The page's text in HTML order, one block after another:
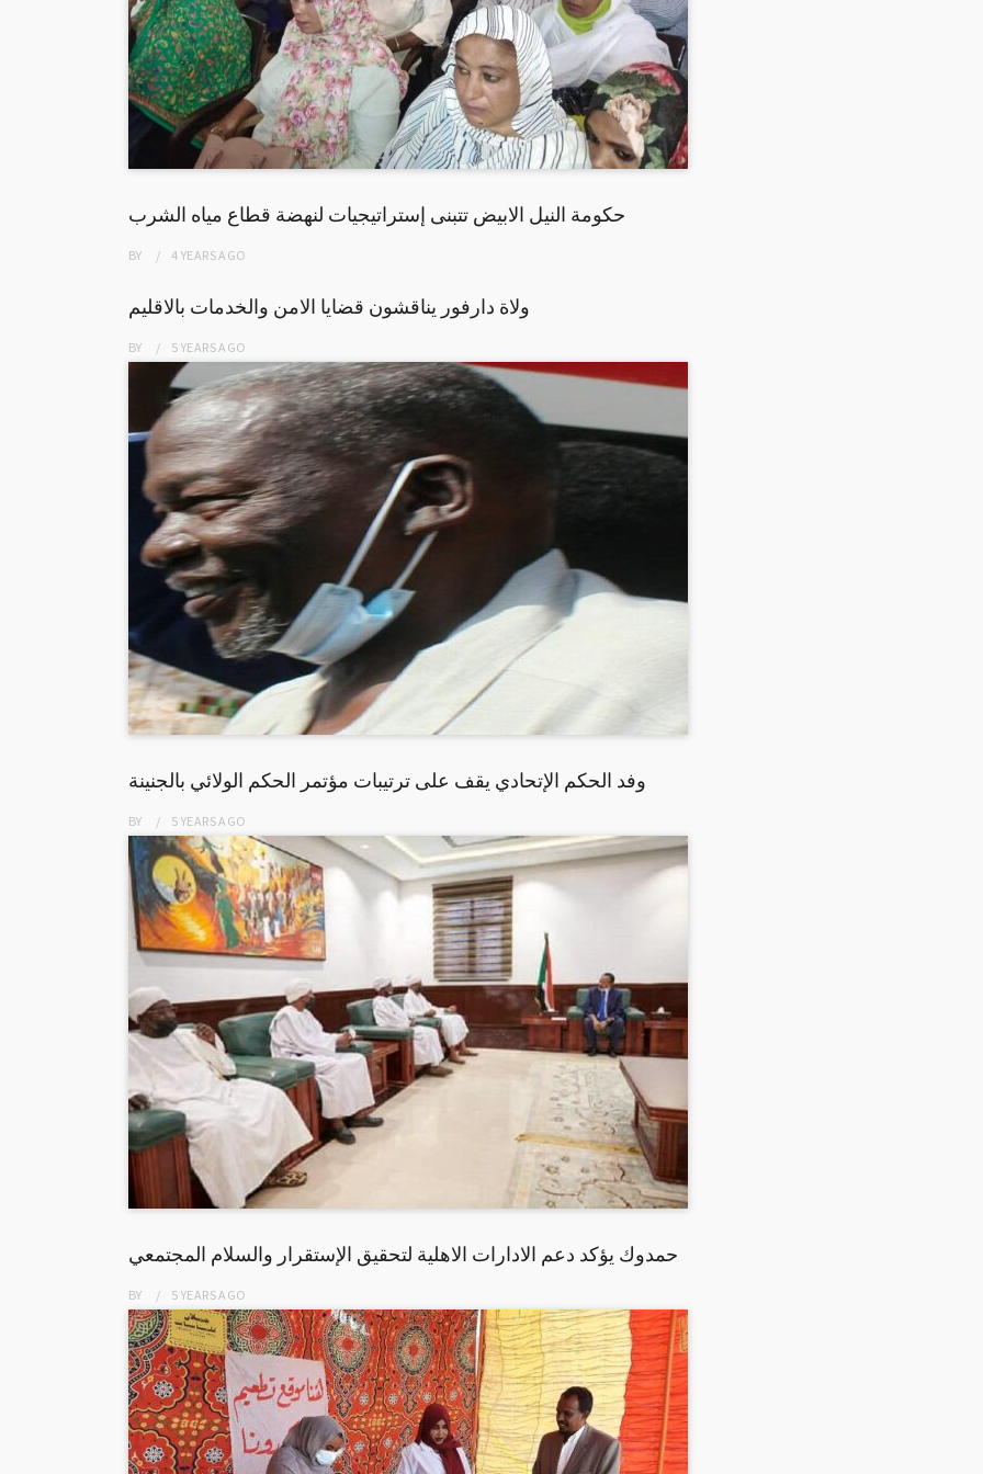
حكومة النيل الابيض تتبنى إستراتيجيات لنهضة قطاع مياه الشرب
BY 4 YEARSAGO
ولاة دارفور يناقشون قضايا الامن والخدمات بالاقليم
BY 5 YEARSAGO
وفد الحكم الإتحادي يقف على ترتيبات مؤتمر الحكم الولائي بالجنينة
BY 5 YEARSAGO
حمدوك يؤكد دعم الادارات الاهلية لتحقيق الإستقرار والسلام المجتمعي
BY 5 YEARSAGO